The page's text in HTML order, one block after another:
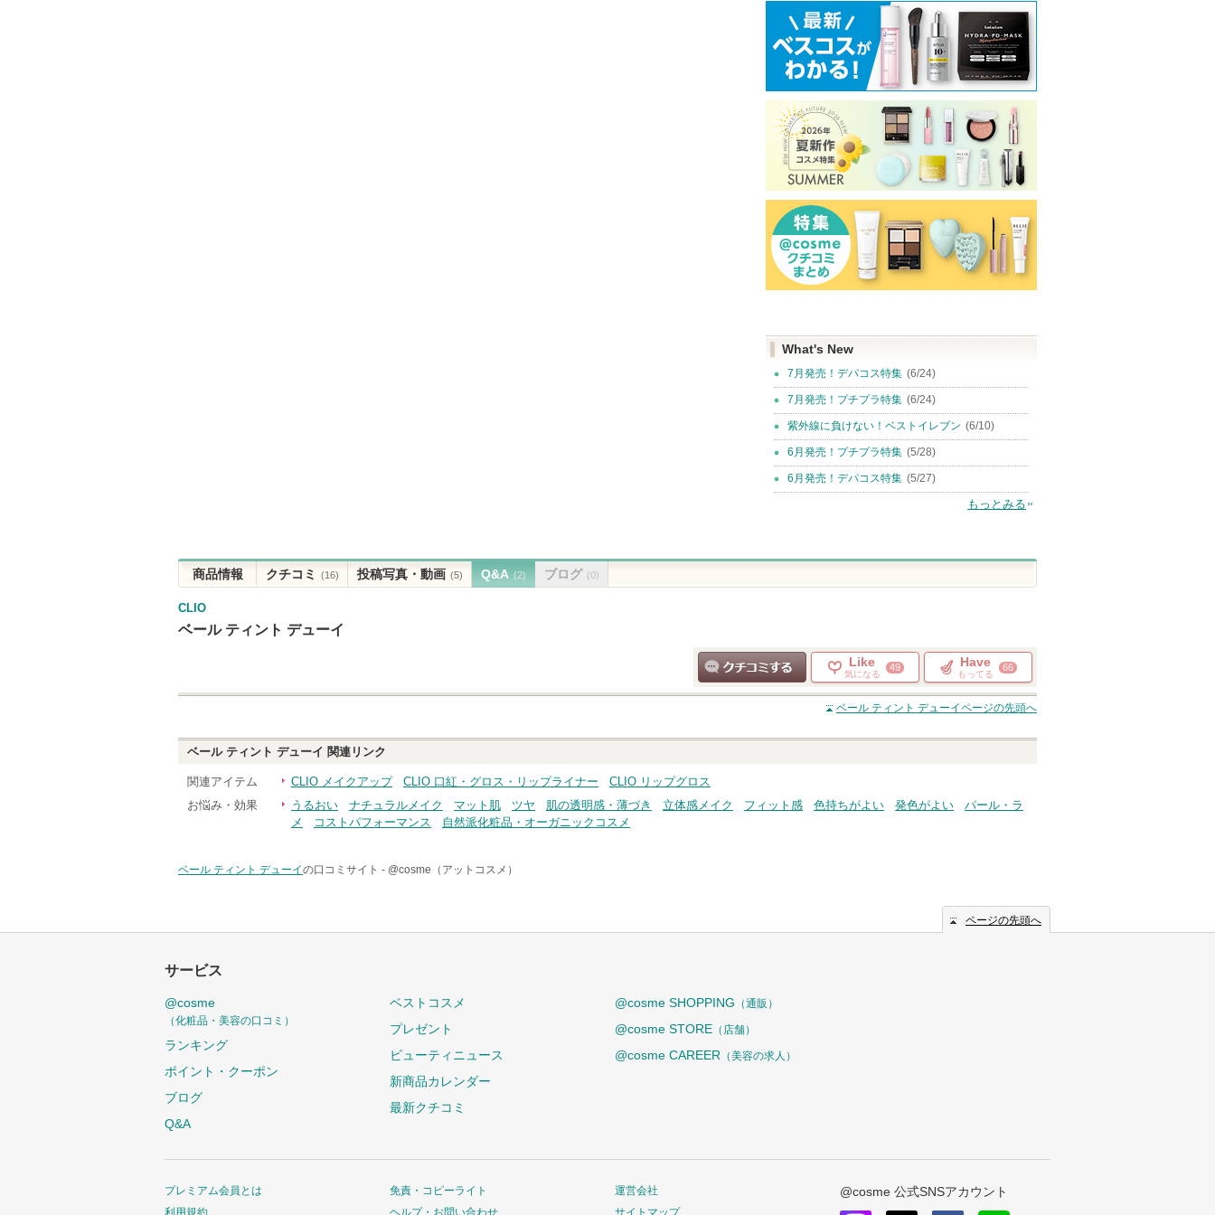
What's New
7月発売！デパコス特集 (6/24)
7月発売！プチプラ特集 (6/24)
紫外線に負けない！ベストイレブン (6/10)
6月発売！プチプラ特集 (5/28)
6月発売！デパコス特集 (5/27)
もっとみる
商品情報 クチコミ (16) 投稿写真・動画 (5) Q&A (2) ブログ (0)
CLIO
ベール ティント デューイ
クチコミする
Like
気になる
49 Have
もってる
66
ベール ティント デューイページの先頭へ
ベール ティント デューイ 関連リンク
関連アイテム CLIO メイクアップ CLIO 口紅・グロス・リップライナー
CLIO リップグロス
お悩み・効果
うるおい ナチュラルメイク マット肌 ツヤ 肌の透明感・薄づき 立体感メイク フィット感 色持ちがよい 発色がよい
パール・ラ
メ
コストパフォーマンス 自然派化粧品・オーガニックコスメ
ベール ティント デューイの口コミサイト - @cosme（アットコスメ）
ページの先頭へ
サービス
@cosme
（化粧品・美容の口コミ）
ランキング
ポイント・クーポン
ブログ
Q&A
ベストコスメ
プレゼント
ビューティニュース
新商品カレンダー
最新クチコミ
@cosme SHOPPING （通販）
@cosme STORE （店舗）
@cosme CAREER （美容の求人）
プレミアム会員とは
利用規約
免責・コピーライト
ヘルプ・お問い合わせ
運営会社
サイトマップ
@cosme 公式SNSアカウント